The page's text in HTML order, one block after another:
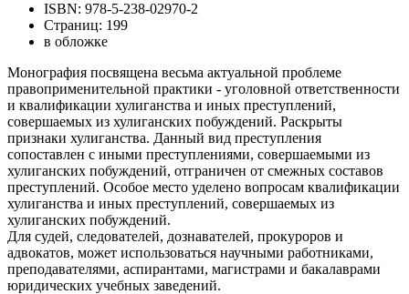
ISBN: 978-5-238-02970-2
Страниц: 199
в обложке
Монография посвящена весьма актуальной проблеме
правоприменительной практики - уголовной ответственности
и квалификации хулиганства и иных преступлений,
совершаемых из хулиганских побуждений. Раскрыты
признаки хулиганства. Данный вид преступления
сопоставлен с иными преступлениями, совершаемыми из
хулиганских побуждений, отграничен от смежных составов
преступлений. Особое место уделено вопросам квалификации
хулиганства и иных преступлений, совершаемых из
хулиганских побуждений.
Для судей, следователей, дознавателей, прокуроров и
адвокатов, может использоваться научными работниками,
преподавателями, аспирантами, магистрами и бакалаврами
юридических учебных заведений.